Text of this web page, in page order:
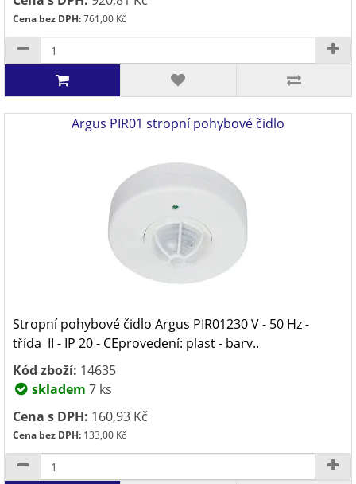
Cena bez DPH:761,00 Kč
Argus PIR01 stropní pohybové čidlo
Stropní pohybové čidlo Argus PIR01230 V - 50 Hz -
třída II - IP 20 - CEprovedení: plast - barv..
Kód zboží: 14635
skladem 7 ks
Cena s DPH: 160,93 Kč
Cena bez DPH: 133,00 Kč